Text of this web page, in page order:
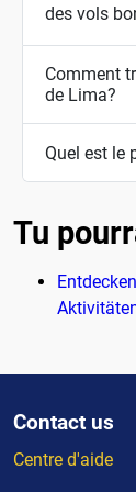
des vols
Comment
de Lima?
Quel est le
Tu
Contact us
Centre d'aide